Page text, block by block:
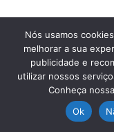
Nós usamos
melhorar a sua
publicidade e
utilizar nossos
Conheça
Ok